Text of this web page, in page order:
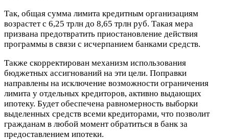
Так, общая сумма лимита кредитным организациям
возрастет с 6,25 трлн до 8,65 трлн руб. Такая мера
призвана предотвратить приостановление действия
программы в связи с исчерпанием банками средств.
Также скорректирован механизм использования
бюджетных ассигнований на эти цели. Поправки
направлены на исключение возможности ограничения
лимита у отдельных кредиторов, активно выдающих
ипотеку. Будет обеспечена равномерность выборки
выделенных средств всеми кредиторами, что позволит
гражданам в любой момент обратиться в банк за
предоставлением ипотеки.